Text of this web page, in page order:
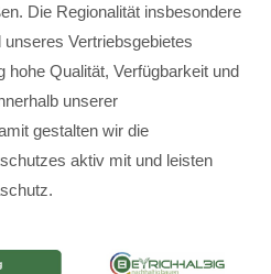
Die Regionalität insbesondere
Vertriebsgebietes
hohe Qualität, Verfügbarkeit und
unserer
gestalten wir die
aktiv mit und leisten